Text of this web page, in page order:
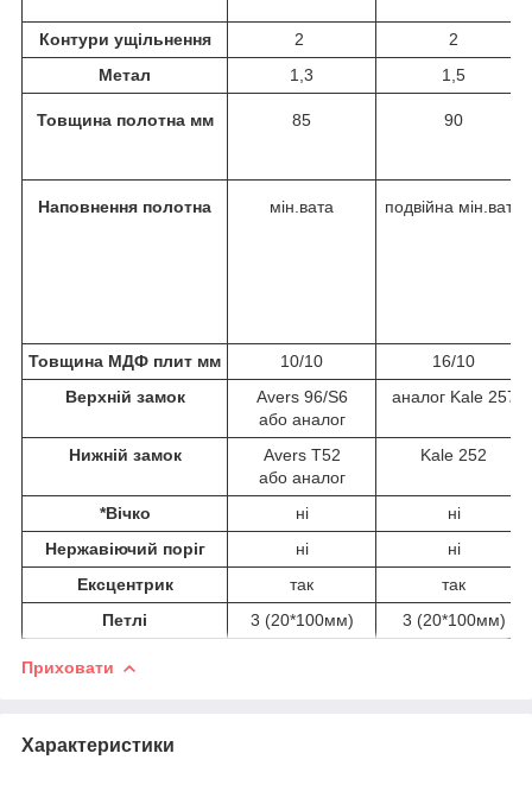
Контури ущільнення 2
2
Метал
1,3 1,5
Товщина полотна мм 85 90
Наповнення полотна мін.вата подвійна мін.вата
Товщина МДФ плит мм 10/10
16/10
Верхній замок
Avers 96/S6
або аналог
аналог Kale 257
Нижній замок
Avers T52
або аналог
Kale 252
*Вічко ні
ні
Нержавіючий поріг
ні
ні
Ексцентрик
так
так
Петлі
3 (20*100мм) 3 (20*100мм)
Приховати
Характеристики